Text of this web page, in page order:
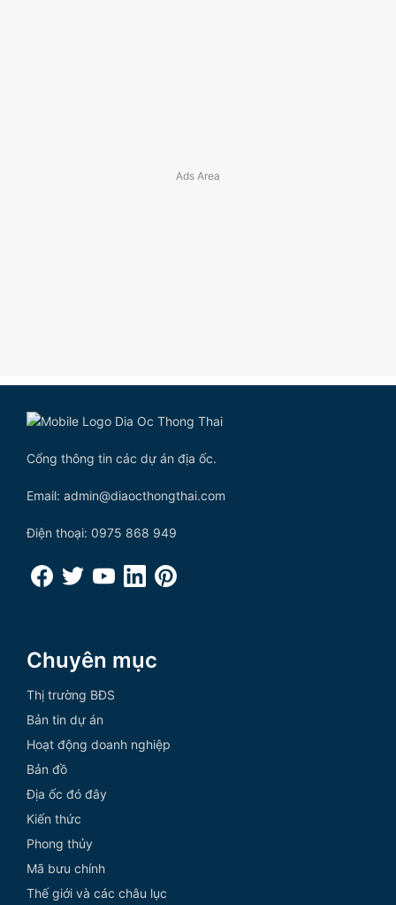
Cổng thông tin các dự án địa ốc.
Email: admin@diaocthongthai.com
Điện thoại: 0975 868 949
Chuyên mục
Thị trường BĐS
Bản tin dự án
Hoạt động doanh nghiệp
Bản đồ
Địa ốc đó đây
Kiến thức
Phong thủy
Mã bưu chính
Thế giới và các châu lục